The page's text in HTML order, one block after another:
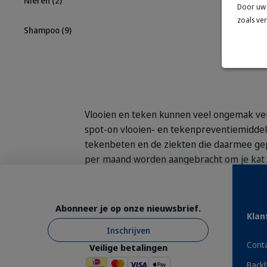
Shampoo (9)
4
Vlooien en teken kunnen veel ongemak
spot-on vlooien- en
tekenbeten en de ziekten die daarmee
per maand worden aangebracht om je
Bescherm je kat het hele jaar door
katten en vlooiensprays voor binnenshuis
Abonneer je op onze nieuwsbrief.
Inschrijven
Veilige betalingen
Door
zoals